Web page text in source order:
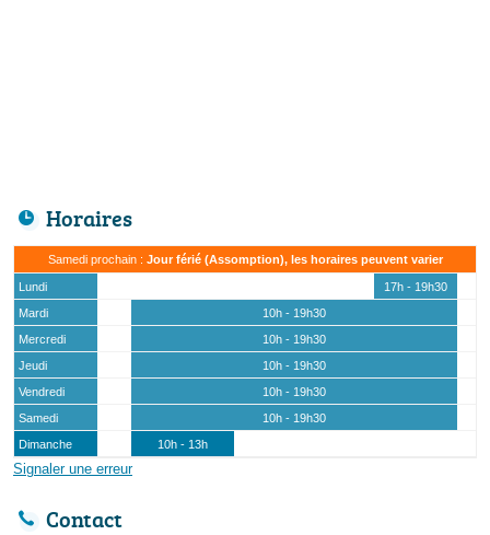
Horaires
Samedi prochain : Jour férié (Assomption), les horaires peuvent varier
Lundi
17h - 19h30
Mardi
10h - 19h30
Mercredi
10h - 19h30
Jeudi
10h - 19h30
Vendredi
10h - 19h30
Samedi
10h - 19h30
Dimanche
10h - 13h
Signaler une erreur
Contact